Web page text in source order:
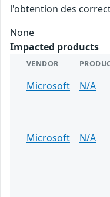
l'obtention des
None
Impacted products
VENDOR
Microsoft N/A
Microsoft
N/A